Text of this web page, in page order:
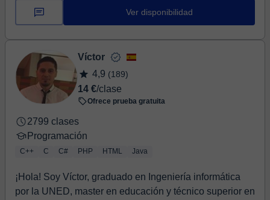
me apasionan como lo son la programación y el
desarrollo web. ...
Ver disponibilidad
Víctor
4,9 (189)
14 €/clase
Ofrece prueba gratuita
2799 clases
Programación
C++ C C# PHP HTML Java
¡Hola! Soy Víctor, graduado en Ingeniería informática
por la UNED, master en educación y técnico superior en